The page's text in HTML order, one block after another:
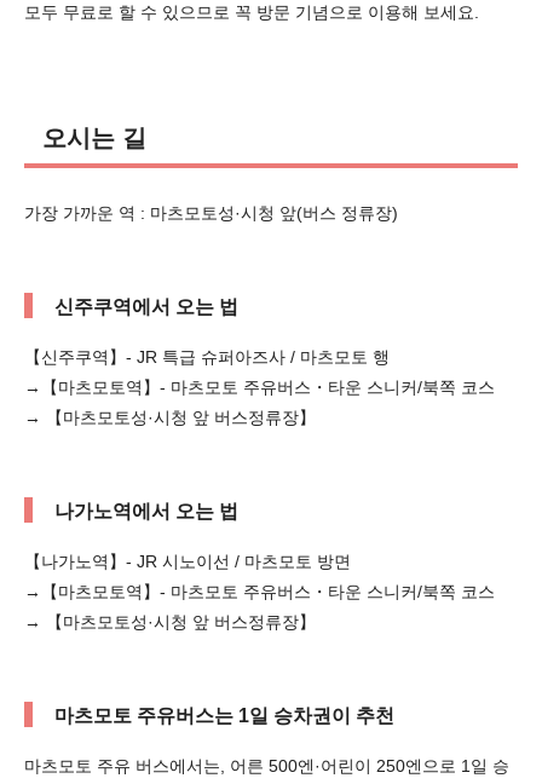
모두 무료로 할 수 있으므로 꼭 방문 기념으로 이용해 보세요.
오시는 길
가장 가까운 역 : 마츠모토성·시청 앞(버스 정류장)
신주쿠역에서 오는 법
【신주쿠역】- JR 특급 슈퍼아즈사 / 마츠모토 행
→【마츠모토역】- 마츠모토 주유버스・타운 스니커/북쪽 코스
→ 【마츠모토성·시청 앞 버스정류장】
나가노역에서 오는 법
【나가노역】- JR 시노이선 / 마츠모토 방면
→【마츠모토역】- 마츠모토 주유버스・타운 스니커/북쪽 코스
→ 【마츠모토성·시청 앞 버스정류장】
마츠모토 주유버스는 1일 승차권이 추천
마츠모토 주유 버스에서는, 어른 500엔·어린이 250엔으로 1일 승